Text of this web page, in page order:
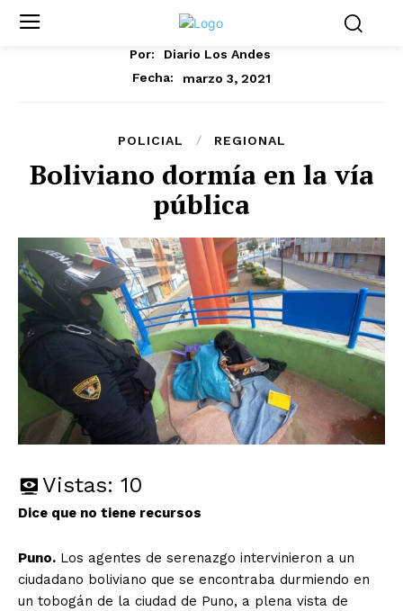
Por:
Diario Los Andes
Fecha:
marzo 3, 2021
POLICIAL REGIONAL
Boliviano dormía en la vía
pública
Vistas: 10
Dice que no tiene recursos
Puno. Los agentes de serenazgo intervinieron a un
ciudadano boliviano que se encontraba durmiendo en
un tobogán de la ciudad de Puno, a plena vista de